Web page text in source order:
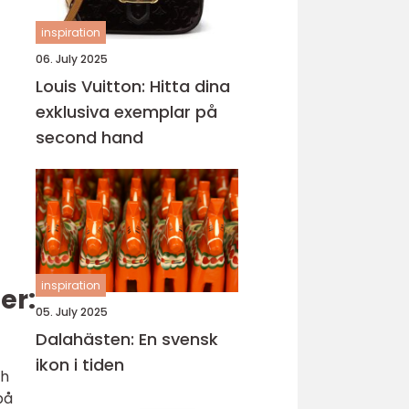
inspiration
06. July 2025
Louis Vuitton: Hitta dina
exklusiva exemplar på
second hand
inspiration
05. July 2025
Dalahästen: En svensk
ikon i tiden